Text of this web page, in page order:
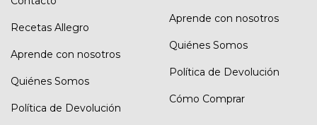
Recetas Allegro
Aprende con nosotros
Quiénes Somos
Política de Devolución
Aprende con nosotros
Quiénes Somos
Política de Devolución
Cómo Comprar